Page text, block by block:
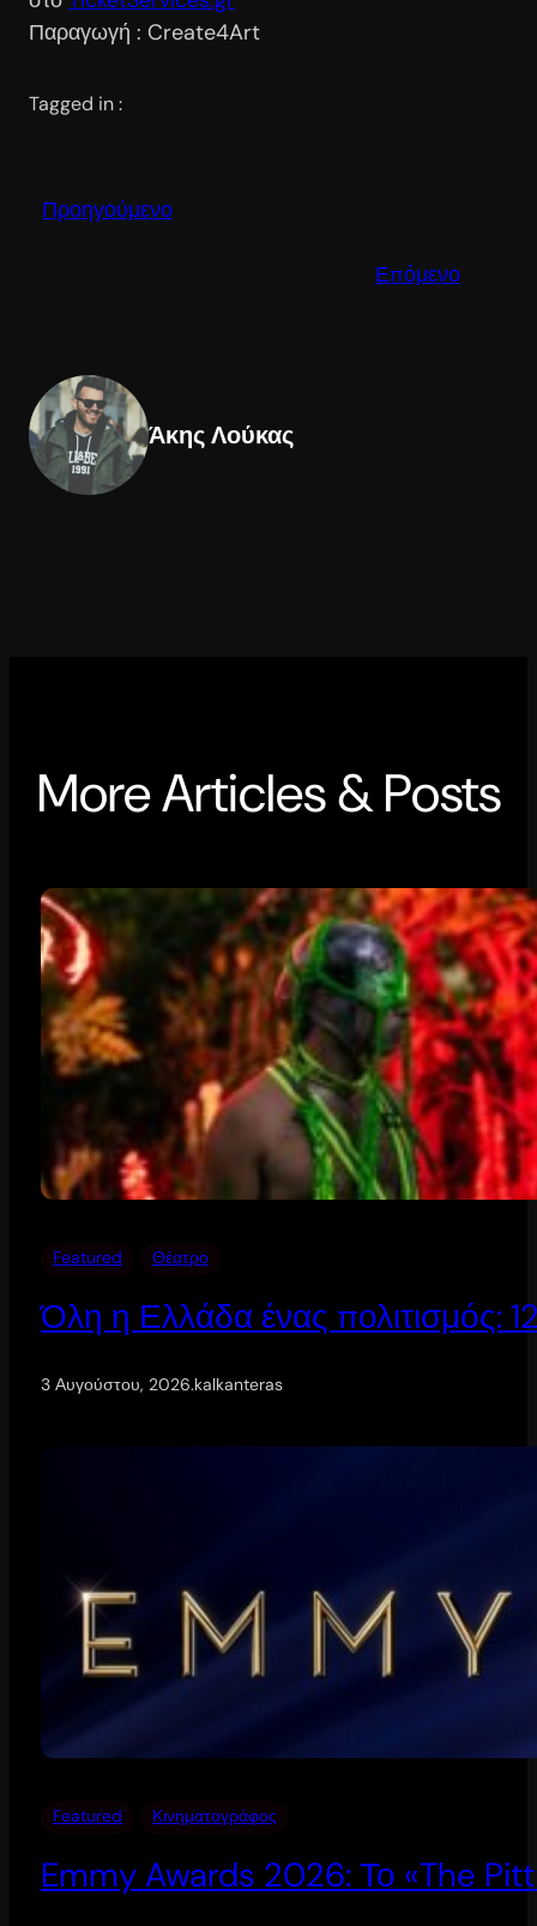
Παραγωγή : Create4Art
Tagged in :
Προηγούμενο
Επόμενο
Άκης Λούκας
More Articles & Posts
Featured Θέατρο
Όλη η Ελλάδα ένας πολιτισμός:
3 Αυγούστου, 2026.kalkanteras
Featured Κινηματογράφος
Emmy Awards 2026: Το «The